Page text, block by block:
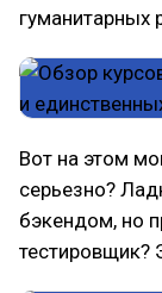
гуманитарных
Вот на этом
серьезно?
бэкендом, но
тестировщик?